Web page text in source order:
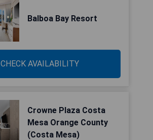
Balboa Bay Resort
CHECK AVAILABILITY
Crowne Plaza Costa
Mesa Orange County
(Costa Mesa)